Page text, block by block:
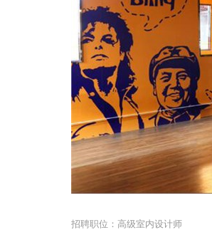
招聘职位：高级室内设计师